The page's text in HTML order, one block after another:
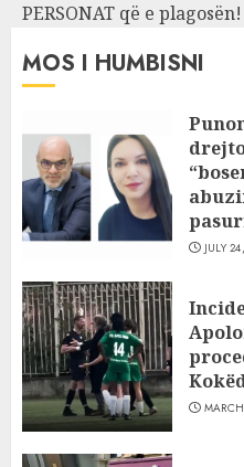
PERSONAT që e plagosën!
MOS I HUMBISNI
JULY